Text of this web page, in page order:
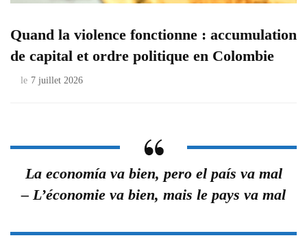
Quand la violence fonctionne : accumulation
de capital et ordre politique en Colombie
le 7 juillet 2026
La economía va bien, pero el país va mal
– L’économie va bien, mais le pays va mal